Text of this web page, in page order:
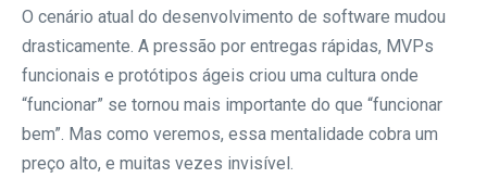
O cenário atual do desenvolvimento de software mudou
drasticamente. A pressão por entregas rápidas, MVPs
funcionais e protótipos ágeis criou uma cultura onde
“funcionar” se tornou mais importante do que “funcionar
bem”. Mas como veremos, essa mentalidade cobra um
preço alto, e muitas vezes invisível.